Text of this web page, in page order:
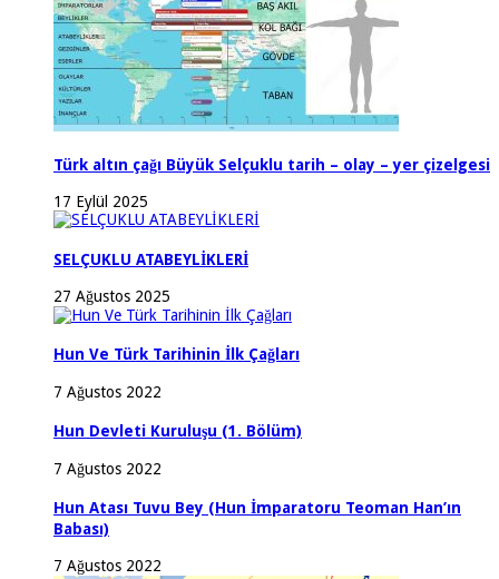
Türk altın çağı Büyük Selçuklu tarih – olay – yer çizelgesi
17 Eylül 2025
SELÇUKLU ATABEYLİKLERİ
27 Ağustos 2025
Hun Ve Türk Tarihinin İlk Çağları
7 Ağustos 2022
Hun Devleti Kuruluşu (1. Bölüm)
7 Ağustos 2022
Hun Atası Tuvu Bey (Hun İmparatoru Teoman Han’ın
Babası)
7 Ağustos 2022